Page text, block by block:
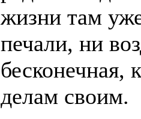
жизни там
печали, ни
бесконечная,
делам своим.